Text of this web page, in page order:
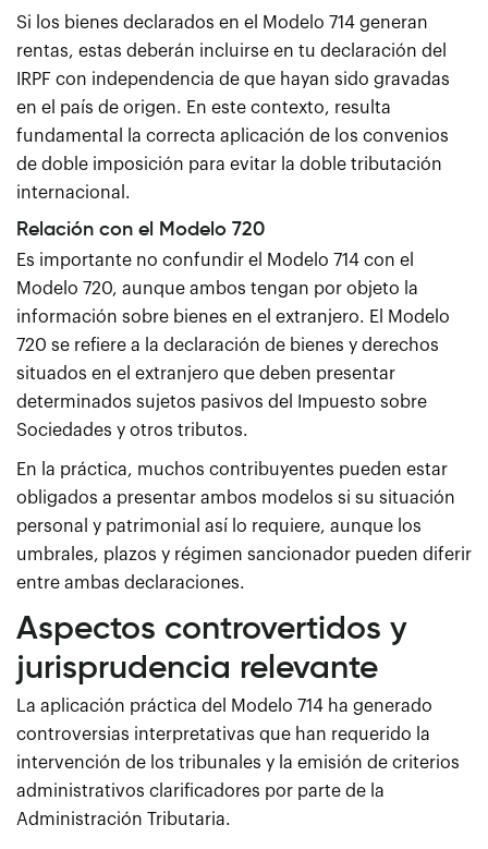
Si los bienes declarados en el Modelo 714 generan
rentas, estas deberán incluirse en tu declaración del
IRPF con independencia de que hayan sido gravadas
en el país de origen. En este contexto, resulta
fundamental la correcta aplicación de los convenios
de doble imposición para evitar la doble tributación
internacional.
Relación con el Modelo 720
Es importante no confundir el Modelo 714 con el
Modelo 720, aunque ambos tengan por objeto la
información sobre bienes en el extranjero. El Modelo
720 se refiere a la declaración de bienes y derechos
situados en el extranjero que deben presentar
determinados sujetos pasivos del Impuesto sobre
Sociedades y otros tributos.
En la práctica, muchos contribuyentes pueden estar
obligados a presentar ambos modelos si su situación
personal y patrimonial así lo requiere, aunque los
umbrales, plazos y régimen sancionador pueden diferir
entre ambas declaraciones.
Aspectos controvertidos y
jurisprudencia relevante
La aplicación práctica del Modelo 714 ha generado
controversias interpretativas que han requerido la
intervención de los tribunales y la emisión de criterios
administrativos clarificadores por parte de la
Administración Tributaria.